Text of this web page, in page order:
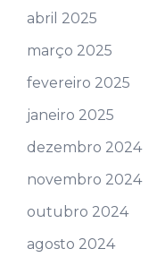
abril 2025
março 2025
fevereiro 2025
janeiro 2025
dezembro 2024
novembro 2024
outubro 2024
agosto 2024